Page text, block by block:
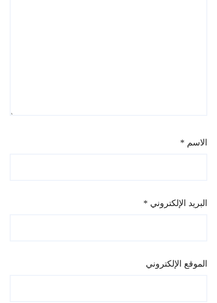
الاسم*
البريد الإلكتروني*
الموقع الإلكتروني